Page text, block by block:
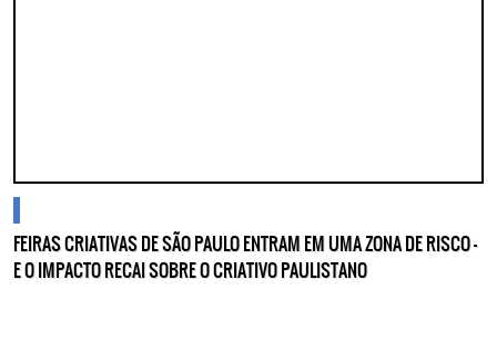
FEIRAS CRIATIVAS DE SÃO PAULO ENTRAM EM UMA ZONA DE RISCO —
E O IMPACTO RECAI SOBRE O CRIATIVO PAULISTANO